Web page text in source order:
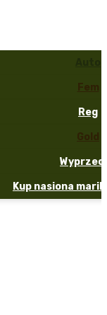
Fem
Reg
Gold
Kup nasiona